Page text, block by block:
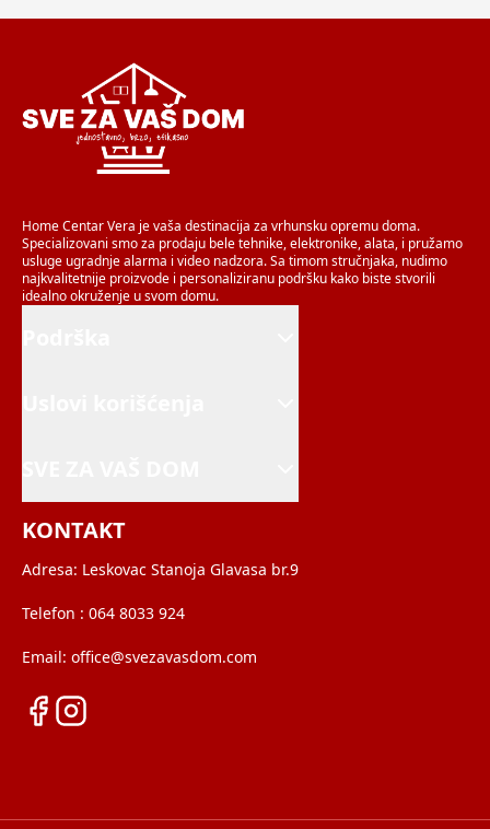
Home Centar Vera je vaša destinacija za vrhunsku opremu doma.
Specializovani smo za prodaju bele tehnike, elektronike, alata, i pružamo
usluge ugradnje alarma i video nadzora. Sa timom stručnjaka, nudimo
najkvalitetnije proizvode i personaliziranu podršku kako biste stvorili
idealno okruženje u svom domu.
KONTAKT
Adresa: Leskovac Stanoja Glavasa br.9
Telefon : 064 8033 924
Email: office@svezavasdom.com